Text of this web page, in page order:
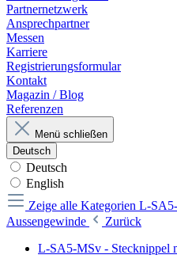
Partnernetzwerk
Ansprechpartner
Messen
Karriere
Registrierungsformular
Kontakt
Magazin / Blog
Referenzen
Menü schließen
Deutsch
Deutsch
English
Zeige alle Kategorien L-
Aussengewinde
Zurück
L-SA5-MSv - Stecknippel